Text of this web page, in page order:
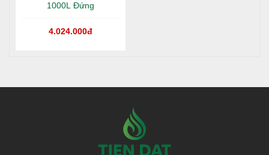
1000L Đứng
4.024.000đ